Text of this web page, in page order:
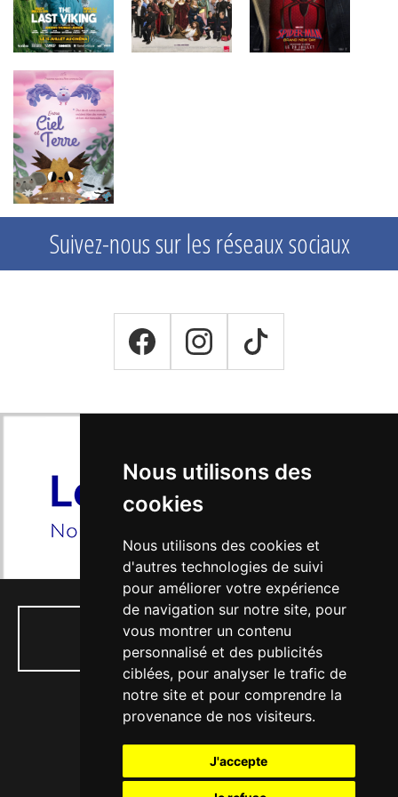
Nous utilisons des
cookies
Nous utilisons des cookies et
d'autres technologies de suivi
pour améliorer votre expérience
de navigation sur notre site, pour
vous montrer un contenu
personnalisé et des publicités
ciblées, pour analyser le trafic de
notre site et pour comprendre la
provenance de nos visiteurs.
J'accepte
Suivez-nous sur les réseaux sociaux
01 34 74 04 53
77, rue Paul Doumer - 56, Bd Victor Hugo
78130 LES MUREAUX